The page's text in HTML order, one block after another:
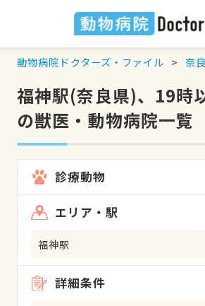
動物病院ドクターズ・ファイル 奈
福神駅(奈良県)、19時
の獣医・動物病院一覧
診療動物
エリア・駅
福神駅
詳細条件